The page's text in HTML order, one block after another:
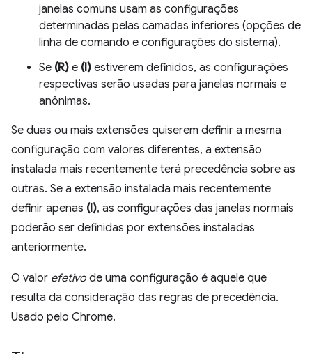
janelas comuns usam as configurações
determinadas pelas camadas inferiores (opções de
linha de comando e configurações do sistema).
Se (R) e (I) estiverem definidos, as configurações
respectivas serão usadas para janelas normais e
anônimas.
Se duas ou mais extensões quiserem definir a mesma
configuração com valores diferentes, a extensão
instalada mais recentemente terá precedência sobre as
outras. Se a extensão instalada mais recentemente
definir apenas (I), as configurações das janelas normais
poderão ser definidas por extensões instaladas
anteriormente.
O valor efetivo de uma configuração é aquele que
resulta da consideração das regras de precedência.
Usado pelo Chrome.